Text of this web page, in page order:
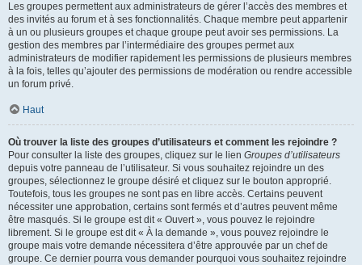
Les groupes permettent aux administrateurs de gérer l’accès des membres et
des invités au forum et à ses fonctionnalités. Chaque membre peut appartenir
à un ou plusieurs groupes et chaque groupe peut avoir ses permissions. La
gestion des membres par l’intermédiaire des groupes permet aux
administrateurs de modifier rapidement les permissions de plusieurs membres
à la fois, telles qu’ajouter des permissions de modération ou rendre accessible
un forum privé.
Haut
Où trouver la liste des groupes d’utilisateurs et comment les rejoindre ?
Pour consulter la liste des groupes, cliquez sur le lien Groupes d’utilisateurs
depuis votre panneau de l’utilisateur. Si vous souhaitez rejoindre un des
groupes, sélectionnez le groupe désiré et cliquez sur le bouton approprié.
Toutefois, tous les groupes ne sont pas en libre accès. Certains peuvent
nécessiter une approbation, certains sont fermés et d’autres peuvent même
être masqués. Si le groupe est dit « Ouvert », vous pouvez le rejoindre
librement. Si le groupe est dit « À la demande », vous pouvez rejoindre le
groupe mais votre demande nécessitera d’être approuvée par un chef de
groupe. Ce dernier pourra vous demander pourquoi vous souhaitez rejoindre